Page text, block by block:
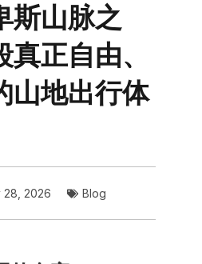
斯山脉之
正自由、
山地出行体
28, 2026 Blog